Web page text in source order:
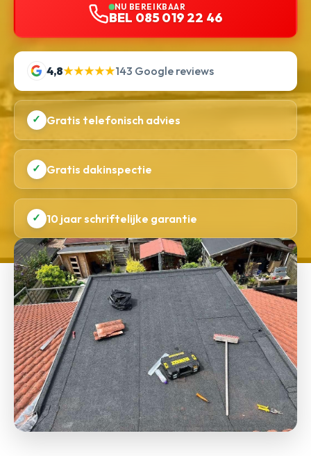
NU BEREIKBAAR
BEL 085 019 22 46
4,8★★★★★143 Google reviews
✓ Gratis telefonisch advies
✓ Gratis dakinspectie
✓ 10 jaar schriftelijke garantie